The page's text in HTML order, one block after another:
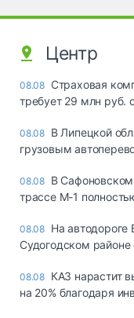
Центр
08.08 Страховая
требует 29 млн руб.
08.08 В Липецкой
грузовым
08.08 В
трассе М-1
08.08 На
Судогодском районе
08.08 КАЗ нарастит
на 20% благодаря